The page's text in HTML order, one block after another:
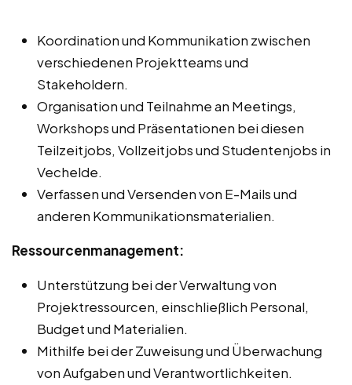
Koordination und Kommunikation zwischen
verschiedenen Projektteams und
Stakeholdern.
Organisation und Teilnahme an Meetings,
Workshops und Präsentationen bei diesen
Teilzeitjobs, Vollzeitjobs und Studentenjobs in
Vechelde.
Verfassen und Versenden von E-Mails und
anderen Kommunikationsmaterialien.
Ressourcenmanagement:
Unterstützung bei der Verwaltung von
Projektressourcen, einschließlich Personal,
Budget und Materialien.
Mithilfe bei der Zuweisung und Überwachung
von Aufgaben und Verantwortlichkeiten.